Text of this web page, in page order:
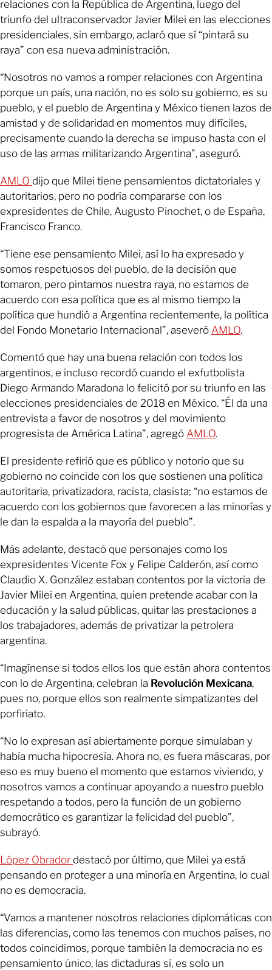
relaciones con la República de Argentina, luego del
triunfo del ultraconservador Javier Milei en las elecciones
presidenciales, sin embargo, aclaró que sí “pintará su
raya” con esa nueva administración.
“Nosotros no vamos a romper relaciones con Argentina
porque un país, una nación, no es solo su gobierno, es su
pueblo, y el pueblo de Argentina y México tienen lazos de
amistad y de solidaridad en momentos muy difíciles,
precisamente cuando la derecha se impuso hasta con el
uso de las armas militarizando Argentina”, aseguró.
AMLO dijo que Milei tiene pensamientos dictatoriales y
autoritarios, pero no podría compararse con los
expresidentes de Chile, Augusto Pinochet, o de España,
Francisco Franco.
“Tiene ese pensamiento Milei, así lo ha expresado y
somos respetuosos del pueblo, de la decisión que
tomaron, pero pintamos nuestra raya, no estamos de
acuerdo con esa política que es al mismo tiempo la
política que hundió a Argentina recientemente, la política
del Fondo Monetario Internacional”, aseveró AMLO.
Comentó que hay una buena relación con todos los
argentinos, e incluso recordó cuando el exfutbolista
Diego Armando Maradona lo felicitó por su triunfo en las
elecciones presidenciales de 2018 en México. “Él da una
entrevista a favor de nosotros y del movimiento
progresista de América Latina”, agregó AMLO.
El presidente refirió que es público y notorio que su
gobierno no coincide con los que sostienen una política
autoritaria, privatizadora, racista, clasista; “no estamos de
acuerdo con los gobiernos que favorecen a las minorías y
le dan la espalda a la mayoría del pueblo”.
Más adelante, destacó que personajes como los
expresidentes Vicente Fox y Felipe Calderón, así como
Claudio X. González estaban contentos por la victoria de
Javier Milei en Argentina, quien pretende acabar con la
educación y la salud públicas, quitar las prestaciones a
los trabajadores, además de privatizar la petrolera
argentina.
“Imagínense si todos ellos los que están ahora contentos
con lo de Argentina, celebran la Revolución Mexicana,
pues no, porque ellos son realmente simpatizantes del
porfiriato.
“No lo expresan así abiertamente porque simulaban y
había mucha hipocresía. Ahora no, es fuera máscaras, por
eso es muy bueno el momento que estamos viviendo, y
nosotros vamos a continuar apoyando a nuestro pueblo
respetando a todos, pero la función de un gobierno
democrático es garantizar la felicidad del pueblo”,
subrayó.
López Obrador destacó por último, que Milei ya está
pensando en proteger a una minoría en Argentina, lo cual
no es democracia.
“Vamos a mantener nosotros relaciones diplomáticas con
las diferencias, como las tenemos con muchos países, no
todos coincidimos, porque también la democracia no es
pensamiento único, las dictaduras sí, es solo un